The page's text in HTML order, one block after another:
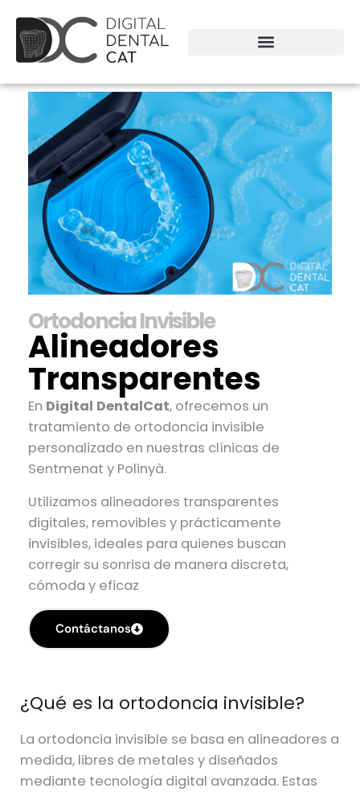
Ortodoncia Invisible
Alineadores
Transparentes
En Digital DentalCat, ofrecemos un
tratamiento de ortodoncia invisible
personalizado en nuestras clínicas de
Sentmenat y Polinyà.
Utilizamos alineadores transparentes
digitales, removibles y prácticamente
invisibles, ideales para quienes buscan
corregir su sonrisa de manera discreta,
cómoda y eficaz
Contáctanos
¿Qué es la ortodoncia invisible?
La ortodoncia invisible se basa en alineadores a
medida, libres de metales y diseñados
mediante tecnología digital avanzada. Estas